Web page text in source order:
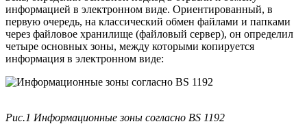
информацией в электронном виде. Ориентированный, в
первую очередь, на классический обмен файлами и папками
через файловое хранилище (файловый сервер), он определил
четыре основных зоны, между которыми копируется
информация в электронном виде:
Рис.1 Информационные зоны согласно BS 1192